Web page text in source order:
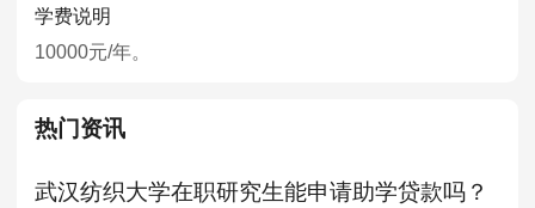
学费说明
10000元/年。
热门资讯
武汉纺织大学在职研究生能申请助学贷款吗？